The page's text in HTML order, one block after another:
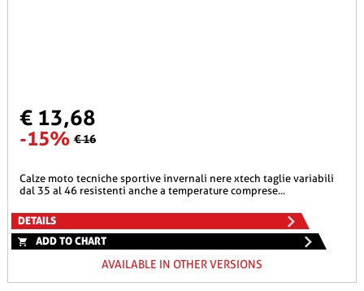
€ 13,68
-15% € 16
calze moto tecniche sportive invernali nere xtech taglie variabili
dal 35 al 46 resistenti anche a temperature comprese...
DETAILS
ADD TO CHART
AVAILABLE IN OTHER VERSIONS